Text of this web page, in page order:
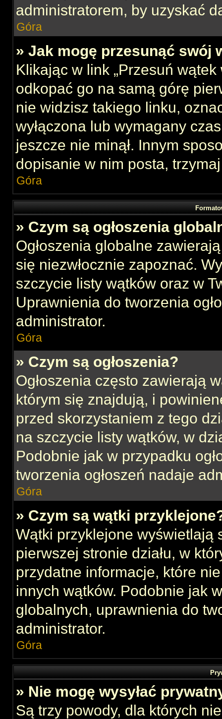
administratorem, by uzyskać
Góra
» Jak mogę przesunąć swój
Klikając w link „Przesuń
odkopać go na samą górę
nie widzisz takiego linku,
wyłączona lub wymagany
jeszcze nie minął. Innym
dopisanie w nim posta,
Góra
» Czym są ogłoszenia
Ogłoszenia globalne
się niezwłocznie zapoznać.
szczycie listy wątków oraz w
Uprawnienia do tworzenia
administrator.
Góra
» Czym są ogłoszenia?
Ogłoszenia często zawierają
którym się znajdują, i
przed skorzystaniem z tego
na szczycie listy wątków, w
Podobnie jak w przypadku
tworzenia ogłoszeń nadaje
Góra
» Czym są wątki
Wątki przyklejone wyświetlają
pierwszej stronie działu, w
przydatne informacje, które
innych wątków. Podobnie jak
globalnych, uprawnienia do
administrator.
Góra
» Nie mogę wysyłać
Są trzy powody, dla których